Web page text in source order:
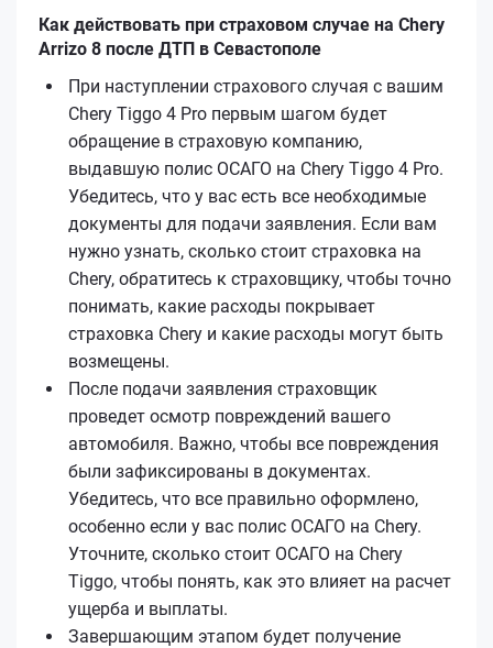
Как действовать при страховом случае на Chery
Arrizo 8 после ДТП в Севастополе
При наступлении страхового случая с вашим
Chery Tiggo 4 Pro первым шагом будет
обращение в страховую компанию,
выдавшую полис ОСАГО на Chery Tiggo 4 Pro.
Убедитесь, что у вас есть все необходимые
документы для подачи заявления. Если вам
нужно узнать, сколько стоит страховка на
Chery, обратитесь к страховщику, чтобы точно
понимать, какие расходы покрывает
страховка Chery и какие расходы могут быть
возмещены.
После подачи заявления страховщик
проведет осмотр повреждений вашего
автомобиля. Важно, чтобы все повреждения
были зафиксированы в документах.
Убедитесь, что все правильно оформлено,
особенно если у вас полис ОСАГО на Chery.
Уточните, сколько стоит ОСАГО на Chery
Tiggo, чтобы понять, как это влияет на расчет
ущерба и выплаты.
Завершающим этапом будет получение